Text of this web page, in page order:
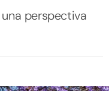
perspectiva